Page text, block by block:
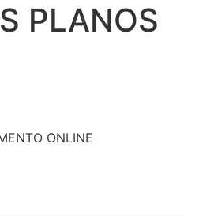
PLANOS
ONLINE